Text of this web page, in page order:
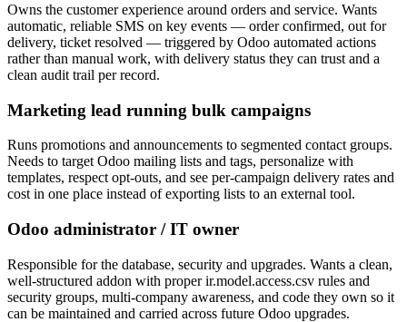
Owns the customer experience around orders and service. Wants
automatic, reliable SMS on key events — order confirmed, out for
delivery, ticket resolved — triggered by Odoo automated actions
rather than manual work, with delivery status they can trust and a
clean audit trail per record.
Marketing lead running bulk campaigns
Runs promotions and announcements to segmented contact groups.
Needs to target Odoo mailing lists and tags, personalize with
templates, respect opt-outs, and see per-campaign delivery rates and
cost in one place instead of exporting lists to an external tool.
Odoo administrator / IT owner
Responsible for the database, security and upgrades. Wants a clean,
well-structured addon with proper ir.model.access.csv rules and
security groups, multi-company awareness, and code they own so it
can be maintained and carried across future Odoo upgrades.